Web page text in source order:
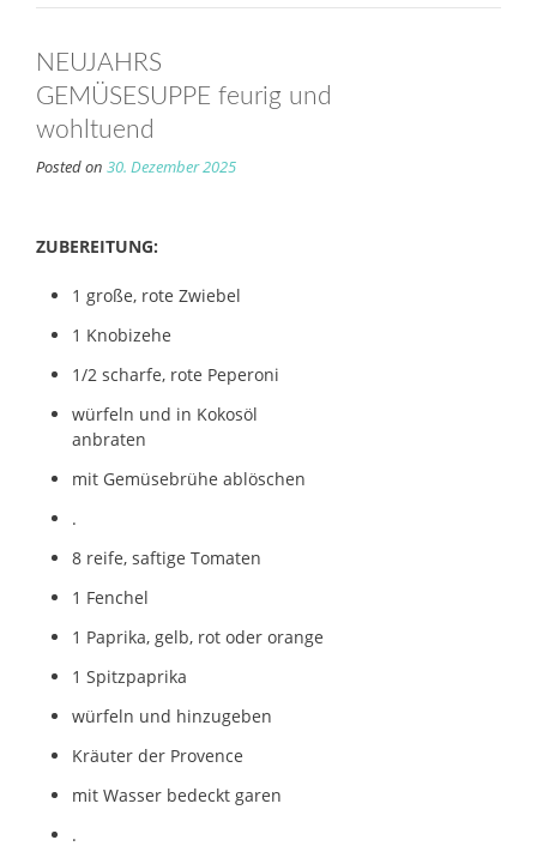
NEUJAHRS
GEMÜSESUPPE feurig und
wohltuend
Posted on 30. Dezember 2025
ZUBEREITUNG:
1 große, rote Zwiebel
1 Knobizehe
1/2 scharfe, rote Peperoni
würfeln und in Kokosöl
anbraten
mit Gemüsebrühe ablöschen
.
8 reife, saftige Tomaten
1 Fenchel
1 Paprika, gelb, rot oder orange
1 Spitzpaprika
würfeln und hinzugeben
Kräuter der Provence
mit Wasser bedeckt garen
.